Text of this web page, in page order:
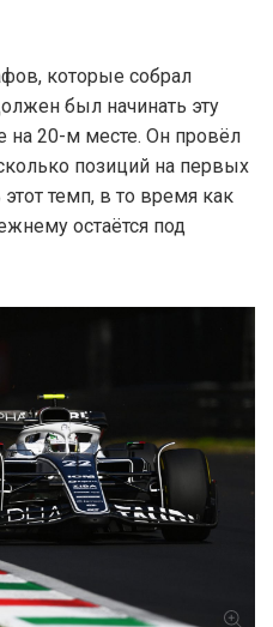
которые собрал
был начинать эту
на 20-м месте. Он провёл
позиций на первых
темп, в то время как
остаётся под